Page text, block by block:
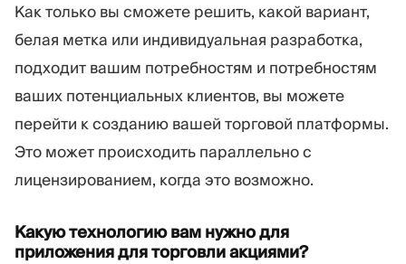
Как только вы сможете решить, какой вариант,
белая метка или индивидуальная разработка,
подходит вашим потребностям и потребностям
ваших потенциальных клиентов, вы можете
перейти к созданию вашей торговой платформы.
Это может происходить параллельно с
лицензированием, когда это возможно.
Какую технологию вам нужно для
приложения для торговли акциями?